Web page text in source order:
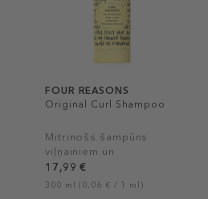
FOUR REASONS
Original Curl Shampoo
Mitrinošs šampūns
viļņainiem un
sprogainiem matiem.
17,99 €
300 ml (0,06 € / 1 ml)